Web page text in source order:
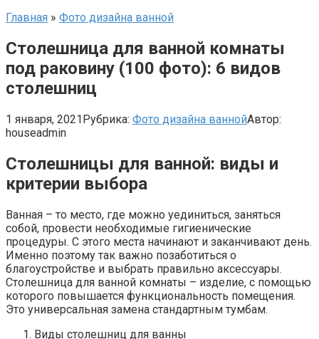
Главная » Фото дизайна ванной
Столешница для ванной комнаты
под раковину (100 фото): 6 видов
столешниц
1 января, 2021Рубрика: Фото дизайна ваннойАвтор:
houseadmin
Столешницы для ванной: виды и
критерии выбора
Ванная – то место, где можно уединиться, заняться
собой, провести необходимые гигиенические
процедуры. С этого места начинают и заканчивают день.
Именно поэтому так важно позаботиться о
благоустройстве и выбрать правильно аксессуары.
Столешница для ванной комнаты – изделие, с помощью
которого повышается функциональность помещения.
Это универсальная замена стандартным тумбам.
Виды столешниц для ванны